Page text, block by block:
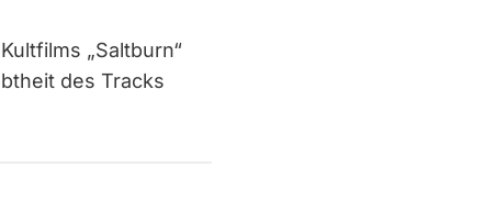
„Saltburn“
des Tracks